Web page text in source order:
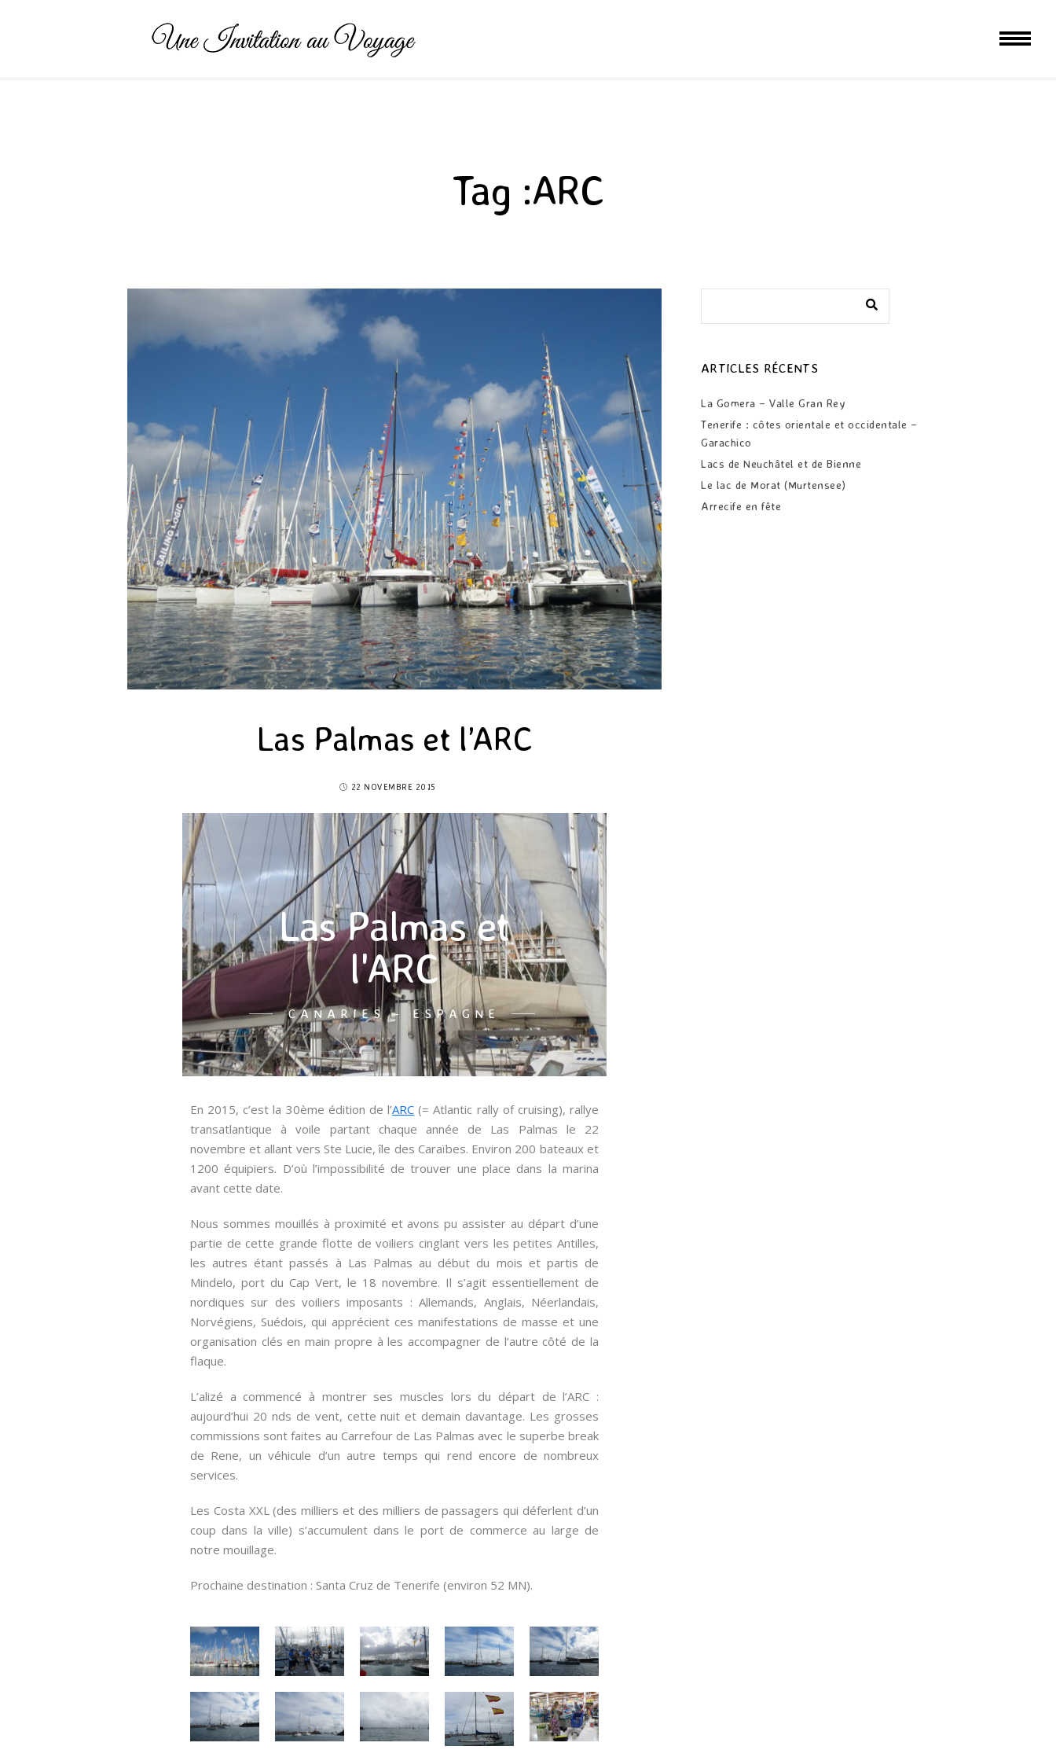
Tag :ARC
Las Palmas et l’ARC
22 NOVEMBRE 2015
Las Palmas et
l'ARC
CANARIES - ESPAGNE
En 2015, c’est la 30ème édition de l’ARC (= Atlantic rally of cruising), rallye
transatlantique à voile partant chaque année de Las Palmas le 22
novembre et allant vers Ste Lucie, île des Caraïbes. Environ 200 bateaux et
1200 équipiers. D’où l’impossibilité de trouver une place dans la marina
avant cette date.
Nous sommes mouillés à proximité et avons pu assister au départ d’une
partie de cette grande flotte de voiliers cinglant vers les petites Antilles,
les autres étant passés à Las Palmas au début du mois et partis de
Mindelo, port du Cap Vert, le 18 novembre. Il s’agit essentiellement de
nordiques sur des voiliers imposants : Allemands, Anglais, Néerlandais,
Norvégiens, Suédois, qui apprécient ces manifestations de masse et une
organisation clés en main propre à les accompagner de l’autre côté de la
flaque.
L’alizé a commencé à montrer ses muscles lors du départ de l’ARC :
aujourd’hui 20 nds de vent, cette nuit et demain davantage. Les grosses
commissions sont faites au Carrefour de Las Palmas avec le superbe break
de Rene, un véhicule d’un autre temps qui rend encore de nombreux
services.
Les Costa XXL (des milliers et des milliers de passagers qui déferlent d’un
coup dans la ville) s’accumulent dans le port de commerce au large de
notre mouillage.
Prochaine destination : Santa Cruz de Tenerife (environ 52 MN).
ARTICLES RÉCENTS
La Gomera – Valle Gran Rey
Tenerife : côtes orientale et occidentale –
Garachico
Lacs de Neuchâtel et de Bienne
Le lac de Morat (Murtensee)
Arrecife en fête